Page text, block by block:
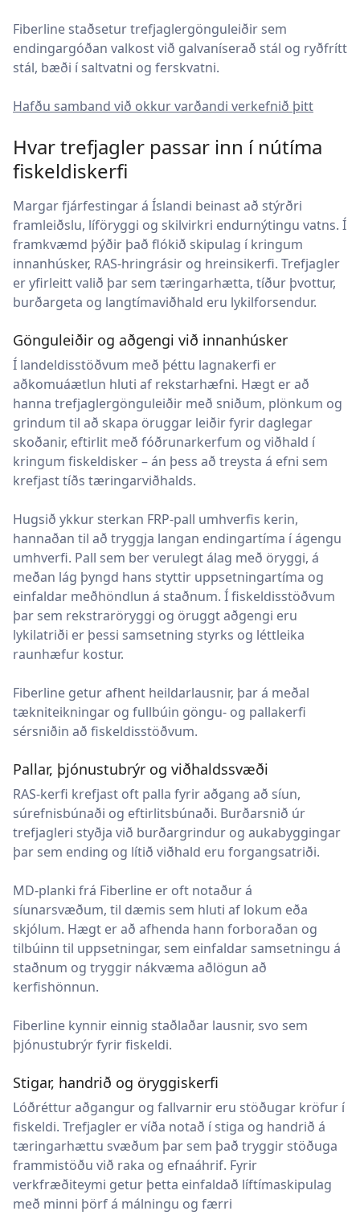
Fiberline staðsetur trefjaglergönguleiðir sem
endingargóðan valkost við galvaníserað stál og ryðfrítt
stál, bæði í saltvatni og ferskvatni.
Hafðu samband við okkur varðandi verkefnið þitt
Hvar trefjagler passar inn í nútíma
fiskeldiskerfi
Margar fjárfestingar á Íslandi beinast að stýrðri
framleiðslu, líföryggi og skilvirkri endurnýtingu vatns. Í
framkvæmd þýðir það flókið skipulag í kringum
innanhúsker, RAS-hringrásir og hreinsikerfi. Trefjagler
er yfirleitt valið þar sem tæringarhætta, tíður þvottur,
burðargeta og langtímaviðhald eru lykilforsendur.
Gönguleiðir og aðgengi við innanhúsker
Í landeldisstöðvum með þéttu lagnakerfi er
aðkomuáætlun hluti af rekstarhæfni. Hægt er að
hanna trefjaglergönguleiðir með sniðum, plönkum og
grindum til að skapa öruggar leiðir fyrir daglegar
skoðanir, eftirlit með fóðrunarkerfum og viðhald í
kringum fiskeldisker – án þess að treysta á efni sem
krefjast tíðs tæringarviðhalds.
Hugsið ykkur sterkan FRP-pall umhverfis kerin,
hannaðan til að tryggja langan endingartíma í ágengu
umhverfi. Pall sem ber verulegt álag með öryggi, á
meðan lág þyngd hans styttir uppsetningartíma og
einfaldar meðhöndlun á staðnum. Í fiskeldisstöðvum
þar sem rekstraröryggi og öruggt aðgengi eru
lykilatriði er þessi samsetning styrks og léttleika
raunhæfur kostur.
Fiberline getur afhent heildarlausnir, þar á meðal
tækniteikningar og fullbúin göngu- og pallakerfi
sérsniðin að fiskeldisstöðvum.
Pallar, þjónustubrýr og viðhaldssvæði
RAS-kerfi krefjast oft palla fyrir aðgang að síun,
súrefnisbúnaði og eftirlitsbúnaði. Burðarsnið úr
trefjagleri styðja við burðargrindur og aukabyggingar
þar sem ending og lítið viðhald eru forgangsatriði.
MD-planki frá Fiberline er oft notaður á
síunarsvæðum, til dæmis sem hluti af lokum eða
skjólum. Hægt er að afhenda hann forboraðan og
tilbúinn til uppsetningar, sem einfaldar samsetningu á
staðnum og tryggir nákvæma aðlögun að
kerfishönnun.
Fiberline kynnir einnig staðlaðar lausnir, svo sem
þjónustubrýr fyrir fiskeldi.
Stigar, handrið og öryggiskerfi
Lóðréttur aðgangur og fallvarnir eru stöðugar kröfur í
fiskeldi. Trefjagler er víða notað í stiga og handrið á
tæringarhættu svæðum þar sem það tryggir stöðuga
frammistöðu við raka og efnaáhrif. Fyrir
verkfræðiteymi getur þetta einfaldað líftímaskipulag
með minni þörf á málningu og færri